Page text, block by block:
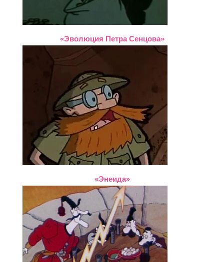
«Эволюция Петра Сенцова»
«Энеида»